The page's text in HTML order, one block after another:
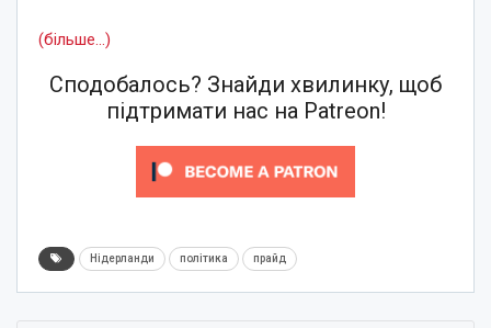
(більше…)
Сподобалось? Знайди хвилинку, щоб
підтримати нас на Patreon!
Нідерланди політика прайд